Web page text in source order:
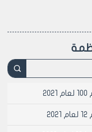
غير المعدة
للتخطيط فيؤخذ